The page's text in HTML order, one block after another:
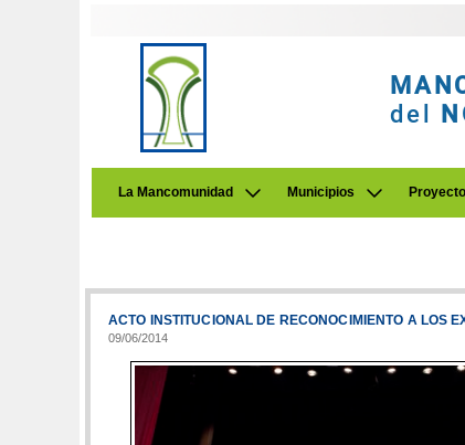
del
La Mancomunidad Municipios
ACTO INSTITUCIONAL DE RECONOCIMIENTO A LOS
09/06/2014